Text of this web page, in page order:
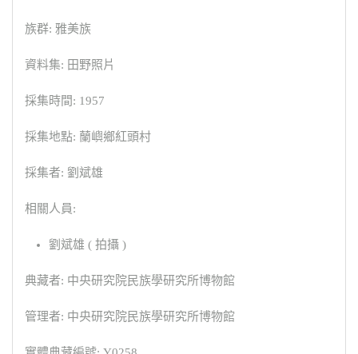
族群: 雅美族
資料集: 田野照片
採集時間: 1957
採集地點: 蘭嶼鄉紅頭村
採集者: 劉斌雄
相關人員:
劉斌雄 ( 拍攝 )
典藏者: 中央研究院民族學研究所博物館
管理者: 中央研究院民族學研究所博物館